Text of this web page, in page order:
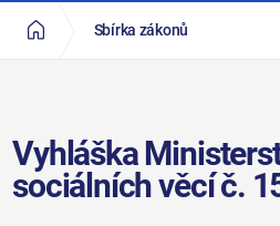
Sbírka zákonů
Vyhláška
sociálních věcí č.